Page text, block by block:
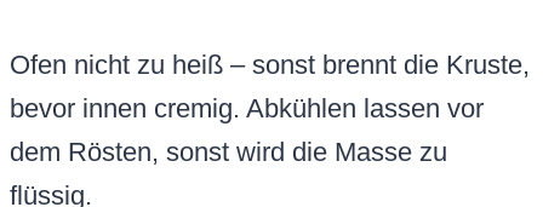
Ofen nicht zu heiß – sonst brennt die Kruste,
bevor innen cremig. Abkühlen lassen vor
dem Rösten, sonst wird die Masse zu
flüssig.